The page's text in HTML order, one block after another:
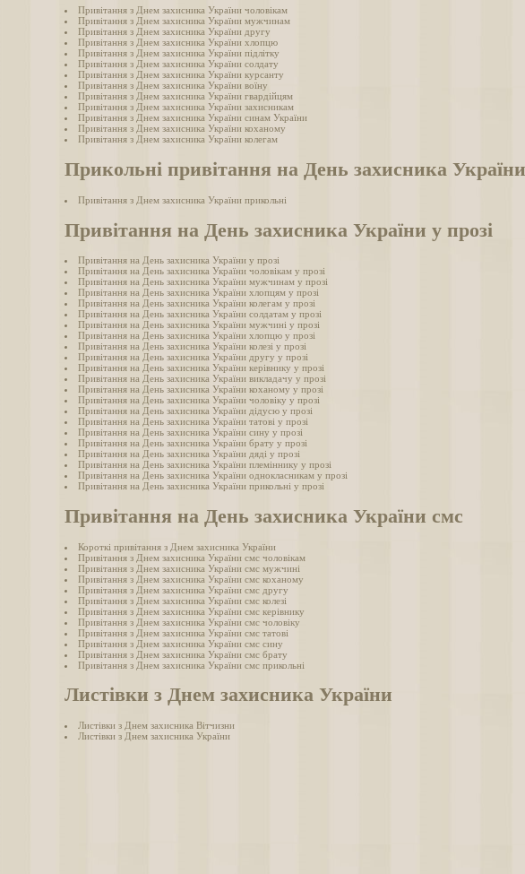
Привітання з Днем захисника України чоловікам
Привітання з Днем захисника України мужчинам
Привітання з Днем захисника України другу
Привітання з Днем захисника України хлопцю
Привітання з Днем захисника України підлітку
Привітання з Днем захисника України солдату
Привітання з Днем захисника України курсанту
Привітання з Днем захисника України воїну
Привітання з Днем захисника України гвардійцям
Привітання з Днем захисника України захисникам
Привітання з Днем захисника України синам України
Привітання з Днем захисника України коханому
Привітання з Днем захисника України колегам
Прикольні привітання на День захисника України
Привітання з Днем захисника України прикольні
Привітання на День захисника України у прозі
Привітання на День захисника України у прозі
Привітання на День захисника України чоловікам у прозі
Привітання на День захисника України мужчинам у прозі
Привітання на День захисника України хлопцям у прозі
Привітання на День захисника України колегам у прозі
Привітання на День захисника України солдатам у прозі
Привітання на День захисника України мужчині у прозі
Привітання на День захисника України хлопцю у прозі
Привітання на День захисника України колезі у прозі
Привітання на День захисника України другу у прозі
Привітання на День захисника України керівнику у прозі
Привітання на День захисника України викладачу у прозі
Привітання на День захисника України коханому у прозі
Привітання на День захисника України чоловіку у прозі
Привітання на День захисника України дідусю у прозі
Привітання на День захисника України татові у прозі
Привітання на День захисника України сину у прозі
Привітання на День захисника України брату у прозі
Привітання на День захисника України дяді у прозі
Привітання на День захисника України племіннику у прозі
Привітання на День захисника України однокласникам у прозі
Привітання на День захисника України прикольні у прозі
Привітання на День захисника України смс
Короткі привітання з Днем захисника України
Привітання з Днем захисника України смс чоловікам
Привітання з Днем захисника України смс мужчині
Привітання з Днем захисника України смс коханому
Привітання з Днем захисника України смс другу
Привітання з Днем захисника України смс колезі
Привітання з Днем захисника України смс керівнику
Привітання з Днем захисника України смс чоловіку
Привітання з Днем захисника України смс татові
Привітання з Днем захисника України смс сину
Привітання з Днем захисника України смс брату
Привітання з Днем захисника України смс прикольні
Листівки з Днем захисника України
Листівки з Днем захисника Вітчизни
Листівки з Днем захисника України